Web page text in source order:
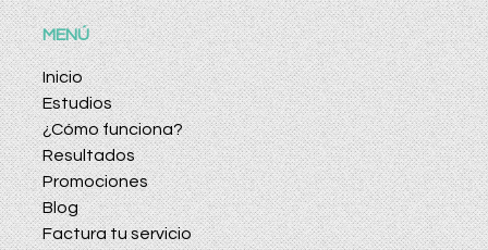
MENÚ
Inicio
Estudios
¿Cómo funciona?
Resultados
Promociones
Blog
Factura tu servicio